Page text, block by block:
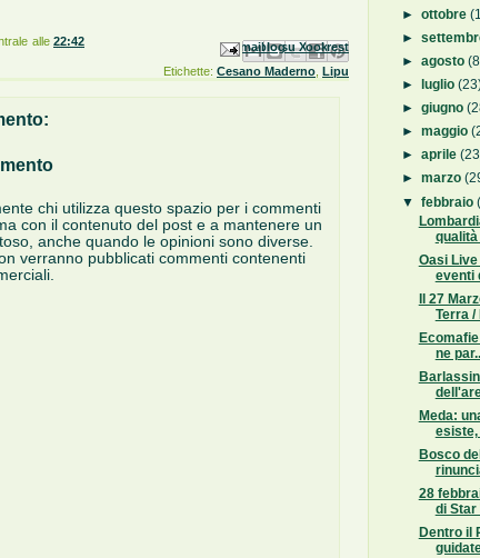
alle 22:42 Invia tramite email
Postalo sul blog
Condividi su X
Condividi su Facebook
Condividi su Pinterest
Etichette: Cesano Maderno, Lipu
chi utilizza questo spazio per i commenti
con il contenuto del post e a mantenere un
anche quando le opinioni sono diverse.
verranno pubblicati commenti contenenti
► ottobre
►
► agosto
►
luglio
► giugno
► maggio
► aprile
► marzo
▼ febbraio
Oasi
eventi
Il 27
Terra /
ne
Meda:
esiste,
Bosco
28
di Star
Dentro il